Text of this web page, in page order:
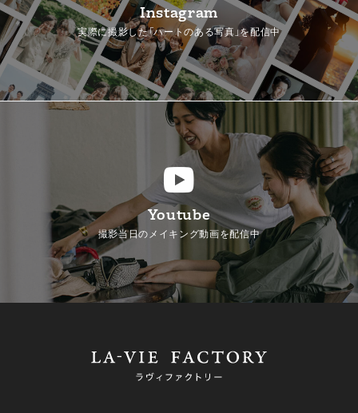
Instagram
実際に撮影した「ハートのある写真」を配信中
Youtube
撮影当日のメイキング動画を配信中